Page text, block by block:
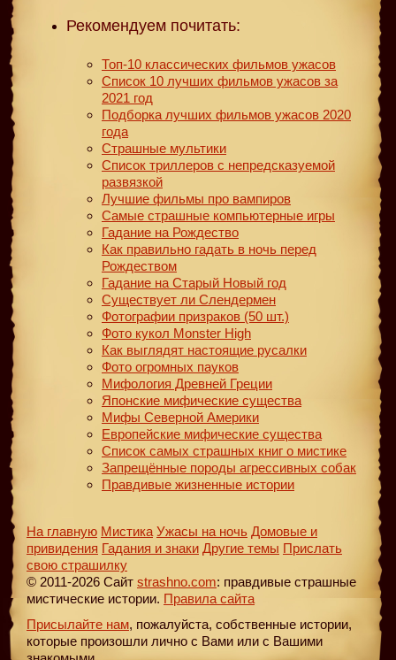
Рекомендуем почитать:
Топ-10 классических фильмов ужасов
Список 10 лучших фильмов ужасов за
2021 год
Подборка лучших фильмов ужасов 2020
года
Страшные мультики
Список триллеров с непредсказуемой
развязкой
Лучшие фильмы про вампиров
Самые страшные компьютерные игры
Гадание на Рождество
Как правильно гадать в ночь перед
Рождеством
Гадание на Старый Новый год
Существует ли Слендермен
Фотографии призраков (50 шт.)
Фото кукол Monster High
Как выглядят настоящие русалки
Фото огромных пауков
Мифология Древней Греции
Японские мифические существа
Мифы Северной Америки
Европейские мифические существа
Список самых страшных книг о мистике
Запрещённые породы агрессивных собак
Правдивые жизненные истории
На главную Мистика Ужасы на ночь Домовые и
привидения Гадания и знаки Другие темы Прислать
свою страшилку
© 2011-2026 Сайт strashno.com: правдивые страшные
мистические истории. Правила сайта
Присылайте нам, пожалуйста, собственные истории,
которые произошли лично с Вами или с Вашими